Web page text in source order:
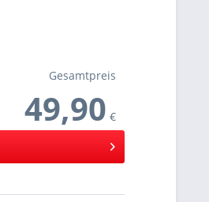
Gesamtpreis
49,90 €